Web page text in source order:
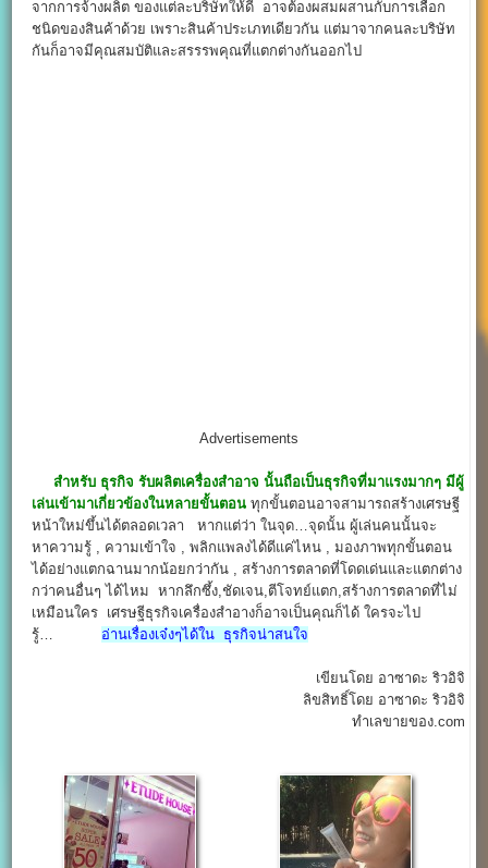
จากการจ้างผลิต ของแต่ละบริษัทให้ดี อาจต้องผสมผสานกับการเลือก
ชนิดของสินค้าด้วย เพราะสินค้าประเภทเดียวกัน แต่มาจากคนละบริษัท
กันก็อาจมีคุณสมบัติและสรรรพคุณที่แตกต่างกันออกไป
Advertisements
สำหรับ ธุรกิจ รับผลิตเครื่องสำอาจ นั้นถือเป็นธุรกิจที่มาแรงมากๆ มีผู้
เล่นเข้ามาเกี่ยวข้องในหลายขั้นตอน ทุกขั้นตอนอาจสามารถสร้างเศรษฐี
หน้าใหม่ขึ้นได้ตลอดเวลา หากแต่ว่า ในจุด…จุดนั้น ผู้เล่นคนนั้นจะ
หาความรู้ , ความเข้าใจ , พลิกแพลงได้ดีแค่ไหน , มองภาพทุกขั้นตอน
ได้อย่างแตกฉานมากน้อยกว่ากัน , สร้างการตลาดที่โดดเด่นและแตกต่าง
กว่าคนอื่นๆ ได้ไหม หากลึกซึ้ง,ชัดเจน,ตีโจทย์แตก,สร้างการตลาดที่ไม่
เหมือนใคร เศรษฐีธุรกิจเครื่องสำอางก็อาจเป็นคุณก็ได้ ใครจะไป
รู้… อ่านเรื่องเจ๋งๆได้ใน ธุรกิจน่าสนใจ
เขียนโดย อาซาดะ ริวอิจิ
ลิขสิทธิ์โดย อาซาดะ ริวอิจิ
ทำเลขายของ.com